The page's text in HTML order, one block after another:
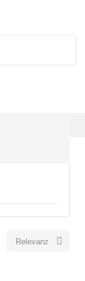
Relevanz 